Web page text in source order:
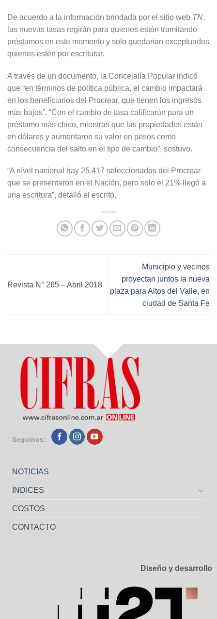
De acuerdo a la información brindada por el sitio web TN,
las nuevas tasas regirán para quienes estén tramitando
préstamos en este momento y solo quedarían exceptuados
quienes estén por escriturar.
A través de un documento, la Concejalía Popular indicó
que “en términos de política pública, el cambio impactará
en los beneficiarios del Procrear, que tienen los ingresos
más bajos”. “Con el cambio de tasa calificarán para un
préstamo más chico, mientras que las propiedades están
en dólares y aumentaron su valor en pesos como
consecuencia del salto en el tipo de cambio”, sostuvo.
“A nível nacional hay 25.417 seleccionados del Procrear
que se presentaron en el Nación, pero solo el 21% llegó a
una escritura”, detalló el escrito.
Revista N° 265 – Abril 2018
Municipio y vecinos
proyectan juntos la nueva
plaza para Altos del Valle, en
ciudad de Santa Fe
Seguinos:
NOTICIAS
ÍNDICES
COSTOS
CONTACTO
Diseño y desarrollo